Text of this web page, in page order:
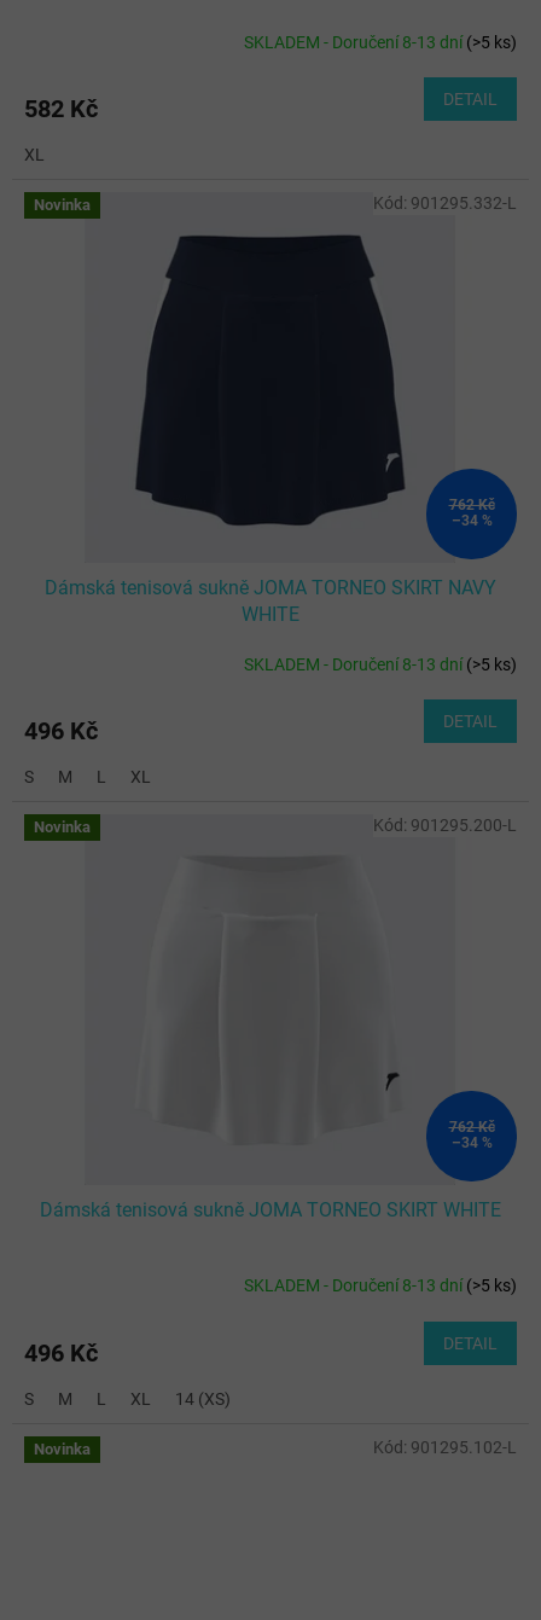
SKLADEM - Doručení 8-13 dní(>5 ks)
582 Kč DETAIL
XL
Novinka
762 Kč
–34 %
Dámská tenisová sukně JOMA TORNEO SKIRT NAVY
WHITE
SKLADEM - Doručení 8-13 dní(>5 ks)
496 Kč DETAIL
S M L XL
Kód: 901295.332-L
Novinka
762 Kč
–34 %
Dámská tenisová sukně JOMA TORNEO SKIRT WHITE
SKLADEM - Doručení 8-13 dní(>5 ks)
496 Kč DETAIL
S M L XL 14 (XS)
Kód: 901295.200-L
Novinka Kód: 901295.102-L